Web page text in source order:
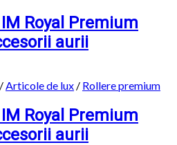
Royal Premium
aurii
/ Articole de lux / Rollere premium
Royal Premium
aurii